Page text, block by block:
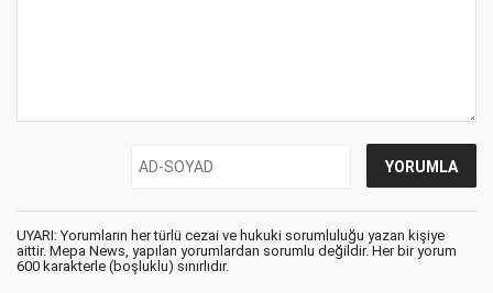
UYARI: Yorumların her türlü cezai ve hukuki sorumluluğu yazan kişiye
aittir. Mepa News, yapılan yorumlardan sorumlu değildir. Her bir yorum
600 karakterle (boşluklu) sınırlıdır.